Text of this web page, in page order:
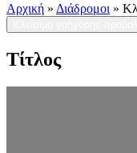
Αρχική » Διάδρομοι »
Τίτλος